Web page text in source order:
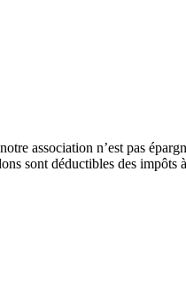
association n’est pas
sont déductibles des